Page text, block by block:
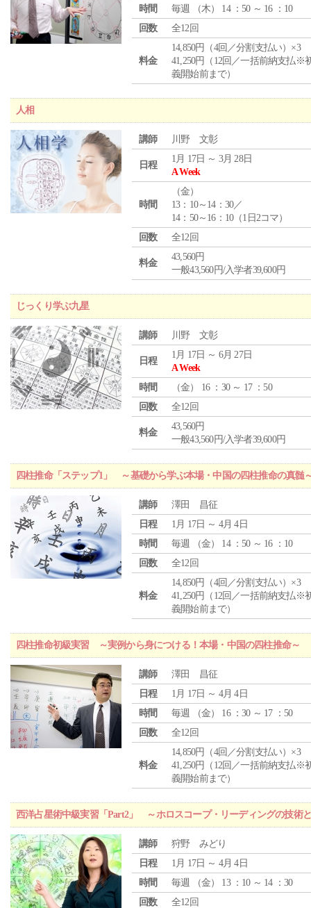
時間
毎週 （木） 14 ：50 ～ 16 ：10
回数
全12回
料金
14,850円（4回／分割支払い）×3
41,250円（12回／一括前納支払※
義開始前まで）
人相
講師 川野 文彰
日程
1月 17日 ～ 3月 28日
A Week
時間
（金）
13：10～14：30／
14：50～16：10（1日2コマ）
回数
全12回
料金
43,560円
一般43,560円/入学者39,600円
じっくり学ぶ九星
講師 川野 文彰
日程
1月 17日 ～ 6月 27日
A Week
時間
（金） 16 ：30 ～ 17 ：50
回数
全12回
料金
43,560円
一般43,560円/入学者39,600円
四柱推命「ステップ1」 ～基礎から学ぶ本場・中国の四柱推命の真髄
講師
澤田 昌征
日程
1月 17日 ～ 4月 4日
時間
毎週 （金） 14 ：50 ～ 16 ：10
回数
全12回
料金
14,850円（4回／分割支払い）×3
41,250円（12回／一括前納支払※
義開始前まで）
四柱推命初級実習 ～実例から身につける！本場・中国の四柱推命～
講師
澤田 昌征
日程
1月 17日 ～ 4月 4日
時間
毎週 （金） 16 ：30 ～ 17 ：50
回数
全12回
料金
14,850円（4回／分割支払い）×3
41,250円（12回／一括前納支払※
義開始前まで）
西洋占星術中級実習「Part2」 ～ホロスコープ・リーディングの技術
講師
狩野 みどり
日程
1月 17日 ～ 4月 4日
時間
毎週 （金） 13 ：10 ～ 14 ：30
回数
全12回